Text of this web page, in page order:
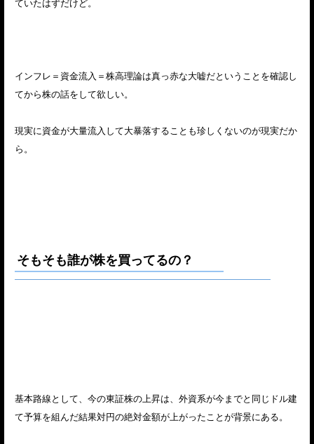
インフレ＝資金流入＝株高理論は真っ赤な大嘘だということを確認し
てから株の話をして欲しい。
現実に資金が大量流入して大暴落することも珍しくないのが現実だか
ら。
そもそも誰が株を買ってるの？
基本路線として、今の東証株の上昇は、外資系が今までと同じドル建
て予算を組んだ結果対円の絶対金額が上がったことが背景にある。